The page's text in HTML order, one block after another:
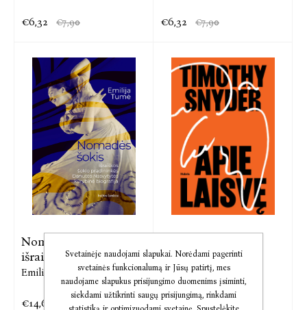
€6,32 €7,90 €6,32 €7,90
Nomadės šokis:
išraiškos šokio
Emilija Tumė
€14,64 €17,85
Timothy Snyder
€11,56 €14,45
Svetainėje naudojami slapukai. Norėdami pagerinti
svetainės funkcionalumą ir Jūsų patirtį, mes
naudojame slapukus prisijungimo duomenims įsiminti,
siekdami užtikrinti saugų prisijungimą, rinkdami